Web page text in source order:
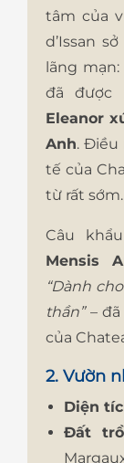
tâm của
d’Issan
lãng
đã được
Eleanor
Anh. Điều
tế của
từ rất sớm.
Câu
Mensis
“Dành
thần”– đã
của
2. Vườn
Diện
Đất